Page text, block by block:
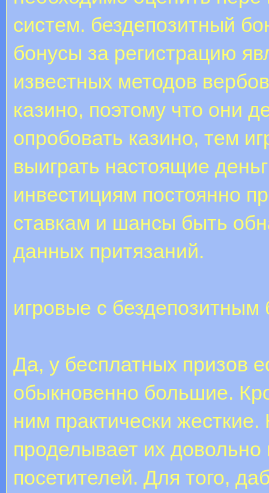
систем. бездепозитный
бонусы за регистрацию
известных методов
казино, поэтому что они
опробовать казино, тем
выиграть настоящие
инвестициям постоянно
ставкам и шансы быть
данных притязаний.
игровые с бездепозитным
Да, у бесплатных призов
обыкновенно большие.
ним практически
проделывает их
посетителей. Для того,